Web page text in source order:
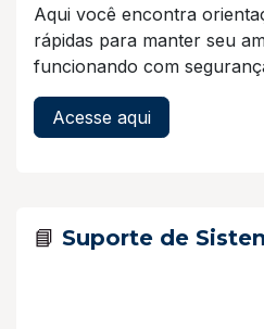
Aqui você encontra
rápidas para manter seu
funcionando com
Acesse aqui
📘 Suporte de